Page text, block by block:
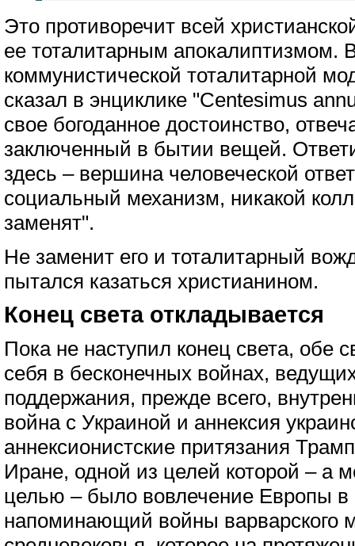
Это противоречит всей
ее тоталитарным апокалиптизмом.
коммунистической тоталитарной
сказал в энциклике "Centesimus
свое богоданное достоинство,
заключенный в бытии вещей.
здесь – вершина человеческой
социальный механизм, никакой
заменят".
Не заменит его и тоталитарный
пытался казаться христианином.
Конец света откладывается
Пока не наступил конец света, обе
себя в бесконечных войнах,
поддержания, прежде всего,
война с Украиной и аннексия
аннексионистские притязания
Иране, одной из целей которой – а
целью – было вовлечение Европы в
напоминающий войны варварского